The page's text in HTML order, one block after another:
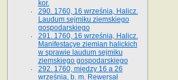
kor.
290. 1760, 16 września, Halicz.
Laudum sejmiku ziemskiego
gospodarskiego
291. 1760, 16 września, Halicz.
Manifestacye ziemian halickich
w sprawie laudum sejmiku
ziemskiego gospodarskiego
292. 1760, między 16 a 26
września, b. m. Rewersał